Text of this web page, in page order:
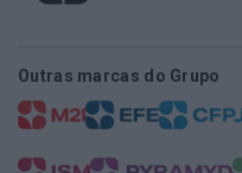
Outras marcas do Grupo